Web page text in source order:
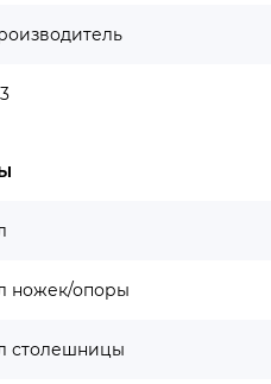
ножек/опоры
столешницы